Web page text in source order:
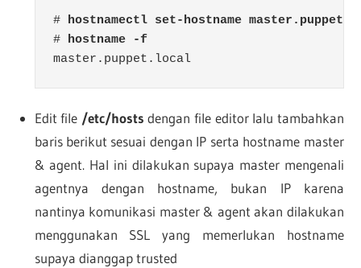
# hostnamectl set-hostname
# hostname -f
master.puppet.local
Edit file /etc/hostsdengan file editor lalu tambahkan
baris berikut sesuai dengan IP serta hostname master
& agent. Hal ini dilakukan supaya master mengenali
agentnya dengan hostname, bukan IP karena
nantinya komunikasi master & agent akan dilakukan
menggunakan SSL yang memerlukan hostname
supaya dianggap trusted